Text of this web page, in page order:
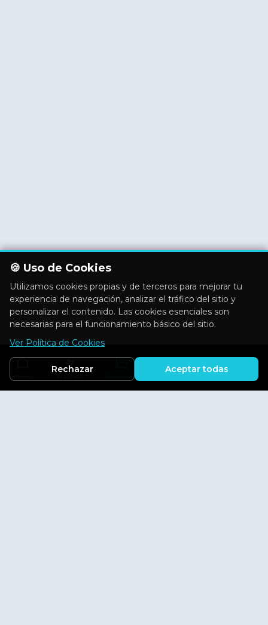
Recursos
🍪 Uso de Cookies
Utilizamos cookies propias y de terceros para mejorar tu
experiencia de navegación, analizar el tráfico del sitio y
personalizar el contenido. Las cookies esenciales son
necesarias para el funcionamiento básico del sitio.
Ver Política de Cookies
Rechazar Aceptar todas